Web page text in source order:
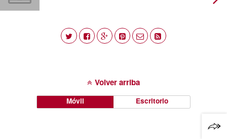
Volver arriba
Móvil Escritorio